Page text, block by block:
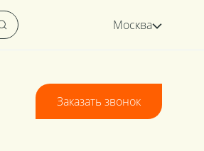
Москва
Заказать звонок